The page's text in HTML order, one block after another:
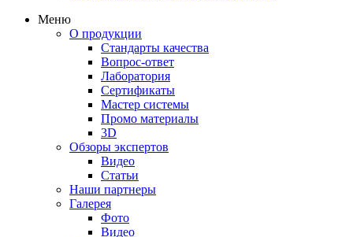
Меню
О продукции
Стандарты качества
Вопрос-ответ
Лаборатория
Сертификаты
Мастер системы
Промо материалы
3D
Обзоры экспертов
Видео
Статьи
Наши партнеры
Галерея
Фото
Видео